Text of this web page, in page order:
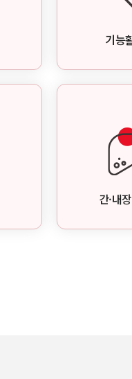
기능
간·내